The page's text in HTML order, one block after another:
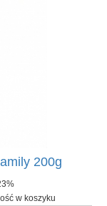
200g
w koszyku